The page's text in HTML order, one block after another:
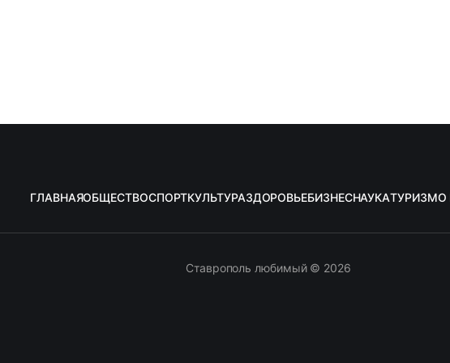
ГЛАВНАЯОБЩЕСТВОСПОРТКУЛЬТУРАЗДОРОВЬЕБИЗНЕСНАУКАТУРИЗМО
Ставрополь любимый © 2026